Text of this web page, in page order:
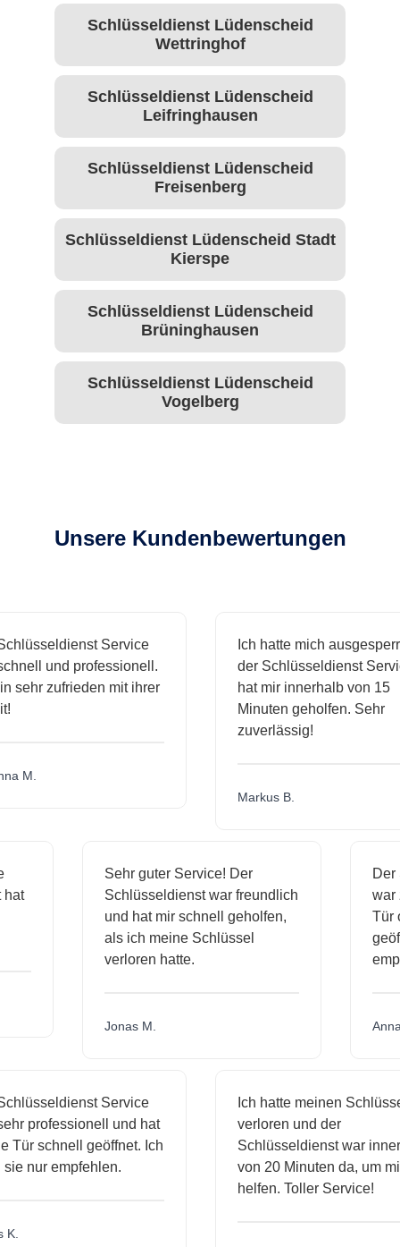
Schlüsseldienst Lüdenscheid
Wettringhof
Schlüsseldienst Lüdenscheid
Leifringhausen
Schlüsseldienst Lüdenscheid
Freisenberg
Schlüsseldienst Lüdenscheid Stadt
Kierspe
Schlüsseldienst Lüdenscheid
Brüninghausen
Schlüsseldienst Lüdenscheid
Vogelberg
Unsere Kundenbewertungen
Service
und professionell.
sehr zufrieden mit ihrer
M.
Ich hatte mich ausgesperrt
der Schlüsseldienst
hat mir innerhalb von 15
Minuten geholfen. Sehr
zuverlässig!
Markus B.
hat
Sehr guter Service! Der
Schlüsseldienst war freundlich
und hat mir schnell geholfen,
als ich meine Schlüssel
verloren hatte.
Jonas M.
Service
professionell und hat
schnell geöffnet. Ich
nur empfehlen.
Ich hatte meinen Schlüssel
verloren und der
Schlüsseldienst war
von 20 Minuten da, um mir
helfen. Toller Service!